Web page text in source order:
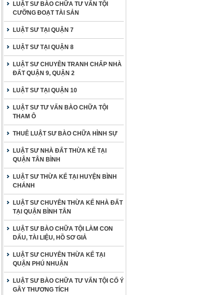
LUẬT SƯ BÀO CHỮA TƯ VẤN TỘI
CƯỠNG ĐOẠT TÀI SẢN
LUẬT SƯ TẠI QUẬN 7
LUẬT SƯ TẠI QUẬN 8
LUẬT SƯ CHUYÊN TRANH CHẤP NHÀ
ĐẤT QUẬN 9, QUẬN 2
LUẬT SƯ TẠI QUẬN 10
LUẬT SƯ TƯ VẤN BÀO CHỮA TỘI
THAM Ô
THUÊ LUẬT SƯ BÀO CHỮA HÌNH SỰ
LUẬT SƯ NHÀ ĐẤT THỪA KẾ TẠI
QUẬN TÂN BÌNH
LUẬT SƯ THỪA KẾ TẠI HUYỆN BÌNH
CHÁNH
LUẬT SƯ CHUYÊN THỪA KẾ NHÀ ĐẤT
TẠI QUẬN BÌNH TÂN
LUẬT SƯ BÀO CHỮA TỘI LÀM CON
DẤU, TÀI LIỆU, HỒ SƠ GIẢ
LUẬT SƯ CHUYÊN THỪA KẾ TẠI
QUẬN PHÚ NHUẬN
LUẬT SƯ BÀO CHỮA TƯ VẤN TỘI CỐ Ý
GÂY THƯƠNG TÍCH